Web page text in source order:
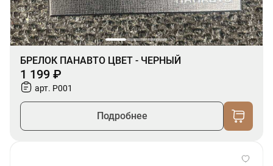
БРЕЛОК ПАНАВТО ЦВЕТ - ЧЕРНЫЙ
1 199 ₽
арт. P001
Подробнее